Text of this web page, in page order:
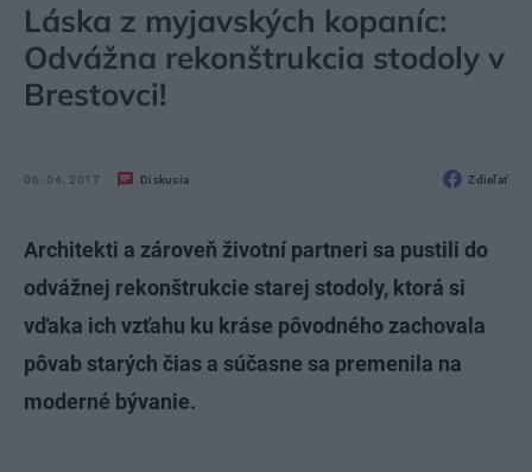
Láska z myjavských kopaníc:
Odvážna rekonštrukcia stodoly v
Brestovci!
06. 04. 2017 Diskusia Zdieľať
Architekti a zároveň životní partneri sa pustili do
odvážnej rekonštrukcie starej stodoly, ktorá si
vďaka ich vzťahu ku kráse pôvodného zachovala
pôvab starých čias a súčasne sa premenila na
moderné bývanie.